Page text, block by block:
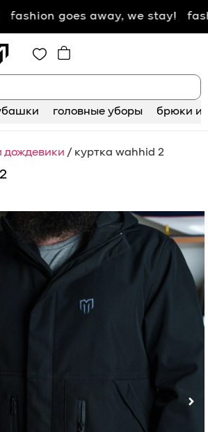
goes away, we stay! fashion
головные уборы брюки и
дождевики / куртка wahhid 2